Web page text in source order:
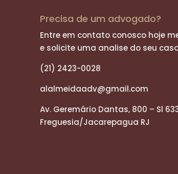
Precisa de um advogado?
Entre em contato conosco hoje
e solicite uma analise do seu
(21) 2423-0028
alalmeidaadv@gmail.com
Av. Geremário Dantas, 800 – Sl
Freguesia/Jacarepagua RJ